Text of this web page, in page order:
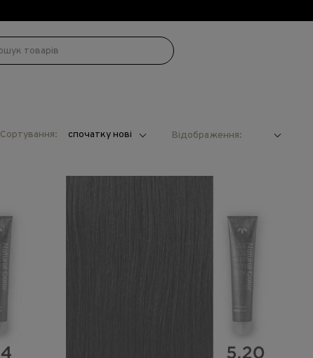
Сортування: спочатку нові Відображення: